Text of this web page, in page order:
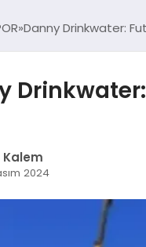
Danny Drinkwater:
Kalem
2024